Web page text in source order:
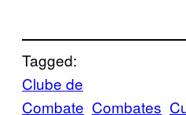
Tagged:
Clube de
Combate Combates